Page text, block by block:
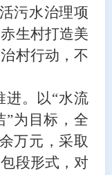
污水治理项
生村打造美
村行动，不
进。 以“水流
”为目标，全
万元， 采取
段形式，对